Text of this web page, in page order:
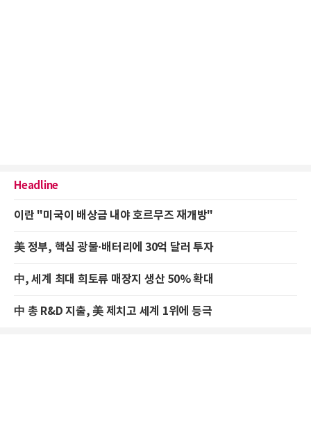
Headline
이란 "미국이 배상금 내야 호르무즈 재개방"
美 정부, 핵심 광물·배터리에 30억 달러 투자
中, 세계 최대 희토류 매장지 생산 50% 확대
中 총 R&D 지출, 美 제치고 세계 1위에 등극